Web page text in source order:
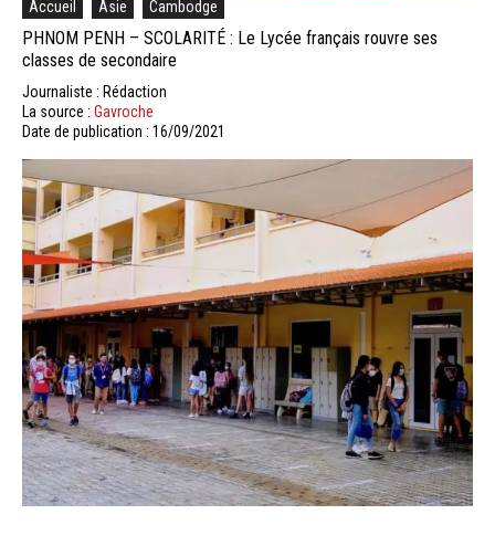
Accueil Asie Cambodge
PHNOM PENH – SCOLARITÉ : Le Lycée français rouvre ses
classes de secondaire
Journaliste : Rédaction
La source : Gavroche
Date de publication : 16/09/2021